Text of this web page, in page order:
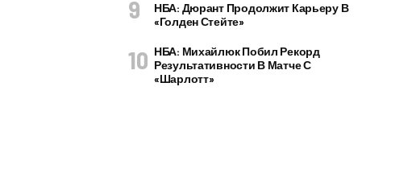
НБА: Дюрант Продолжит Карьеру В
«Голден Стейте»
НБА: Михайлюк Побил Рекорд
Результативности В Матче С
«Шарлотт»